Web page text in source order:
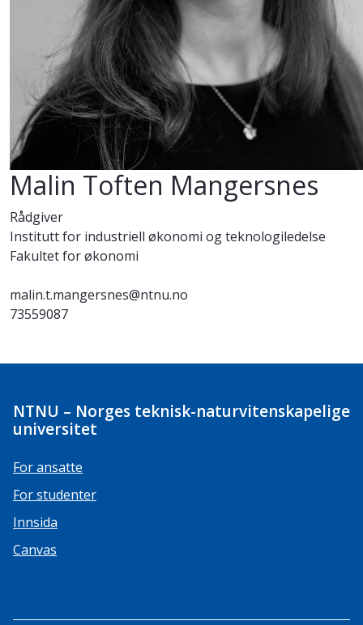
Malin Toften Mangersnes
Rådgiver
Institutt for industriell økonomi og teknologiledelse
Fakultet for økonomi
malin.t.mangersnes@ntnu.no
73559087
NTNU – Norges teknisk-naturvitenskapelige
universitet
For ansatte
For studenter
Innsida
Canvas